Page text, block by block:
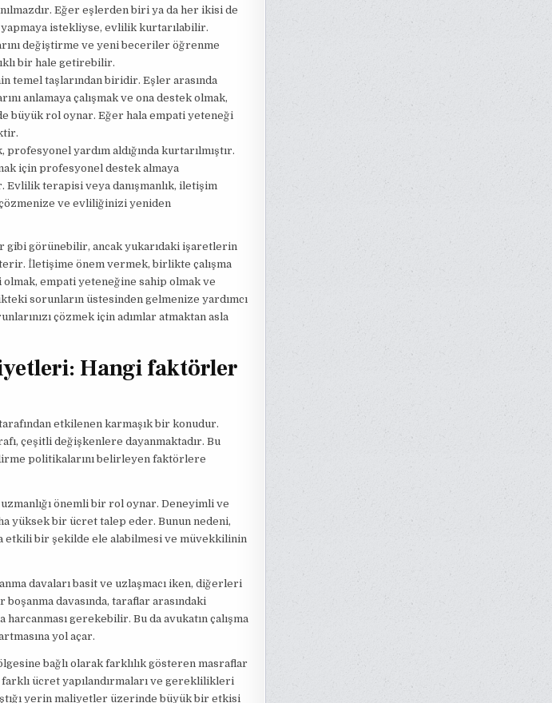
Eğer eşlerden biri ya da her ikisi de
istekliyse, evlilik kurtarılabilir.
değiştirme ve yeni beceriler öğrenme
bir hale getirebilir.
temel taşlarından biridir. Eşler arasında
anlamaya çalışmak ve ona destek olmak,
büyük rol oynar. Eğer hala empati yeteneği
yardım aldığında kurtarılmıştır.
için profesyonel destek almaya
terapisi veya danışmanlık, iletişim
ve evliliğinizi yeniden
görünebilir, ancak yukarıdaki işaretlerin
İletişime önem vermek, birlikte çalışma
empati yeteneğine sahip olmak ve
sorunların üstesinden gelmenize yardımcı
çözmek için adımlar atmaktan asla
Hangi faktörler
etkilenen karmaşık bir konudur.
çeşitli değişkenlere dayanmaktadır. Bu
politikalarını belirleyen faktörlere
önemli bir rol oynar. Deneyimli ve
yüksek bir ücret talep eder. Bunun nedeni,
etkili bir şekilde ele alabilmesi ve müvekkilinin
davaları basit ve uzlaşmacı iken, diğerleri
davasında, taraflar arasındaki
harcanması gerekebilir. Bu da avukatın çalışma
yol açar.
bağlı olarak farklılık gösteren masraflar
ücret yapılandırmaları ve gereklilikleri
yerin maliyetler üzerinde büyük bir etkisi